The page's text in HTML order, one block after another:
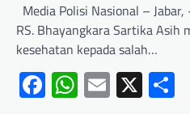
Media Polisi Nasional –
RS. Bhayangkara Sartika Asih
kesehatan kepada salah…
Facebook
WhatsApp
Email
X